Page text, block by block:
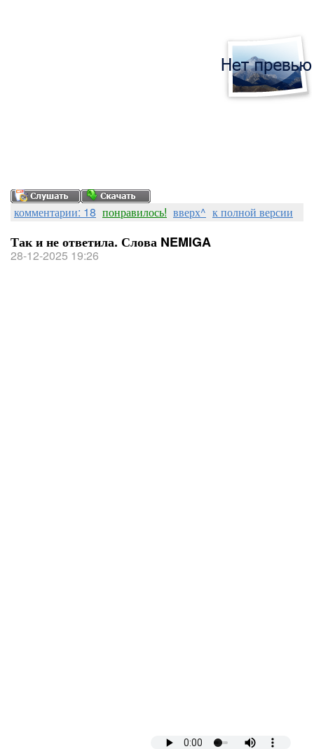
комментарии: 18 понравилось! вверх^ к полной версии
Так и не ответила. Слова NEMIGA
28-12-2025 19:26